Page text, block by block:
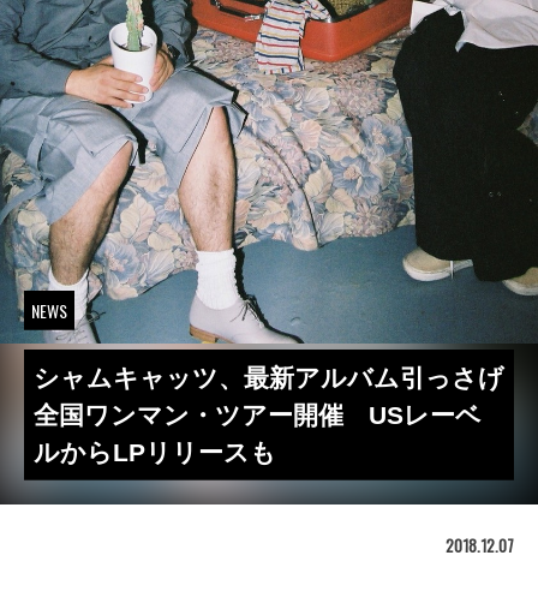
NEWS
シャムキャッツ、最新アルバム引っさげ
全国ワンマン・ツアー開催 USレーベ
ルからLPリリースも
2018.12.07